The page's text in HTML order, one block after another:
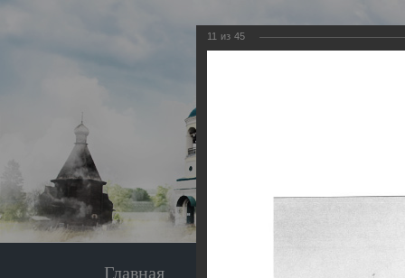
Главная
11 из 45